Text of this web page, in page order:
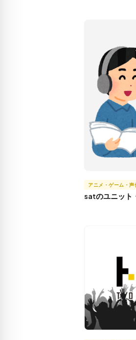
アニメ・ゲーム・声
satのユニット